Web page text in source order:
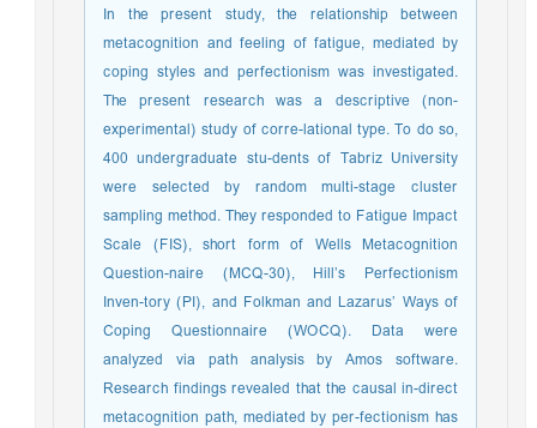
In the present study, the relationship between
metacognition and feeling of fatigue, mediated by
coping styles and perfectionism was investigated.
The present research was a descriptive (non-
experimental) study of corre-lational type. To do so,
400 undergraduate stu-dents of Tabriz University
were selected by random multi-stage cluster
sampling method. They responded to Fatigue Impact
Scale (FIS), short form of Wells Metacognition
Question-naire (MCQ-30), Hill’s Perfectionism
Inven-tory (PI), and Folkman and Lazarus’ Ways of
Coping Questionnaire (WOCQ). Data were
analyzed via path analysis by Amos software.
Research findings revealed that the causal in-direct
metacognition path, mediated by per-fectionism has